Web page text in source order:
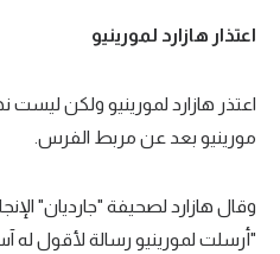
اعتذار هازارد لمورينيو
اعتذر هازارد لمورينيو ولكن
مورينيو بعد عن مربط الفرس.
"أرسلت لمورينيو رسالة لأقول له